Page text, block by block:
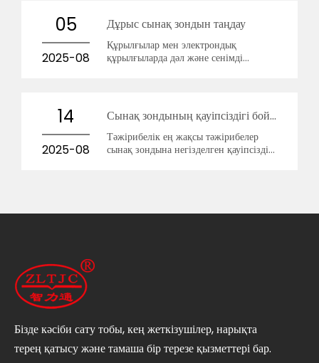
05
2025-08
Дұрыс сынақ зондын таңдау
Құрылғылар мен электрондық
құрылғыларда дәл және сенімді
14
2025-08
Сынақ зондының қауіпсіздігі бойынша үздік тәжірибелер
Тәжірибелік ең жақсы тәжірибелер
сынақ зондына негізделген қауіпсіздік
Бізде кәсіби сату тобы, кең жеткізушілер, нарықта
терең қатысу және тамаша бір терезе қызметтері бар.